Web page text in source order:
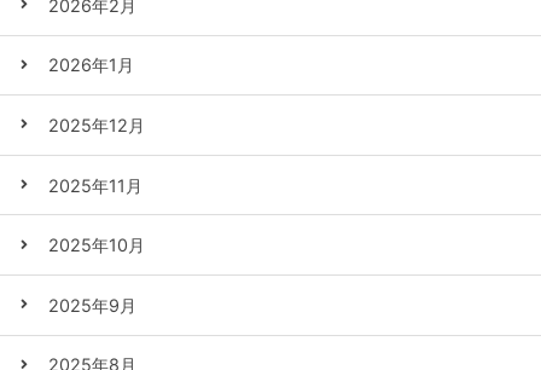
2026年2月
2026年1月
2025年12月
2025年11月
2025年10月
2025年9月
2025年8月